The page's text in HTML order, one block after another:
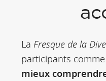
La Fresque de la
participants
mieux